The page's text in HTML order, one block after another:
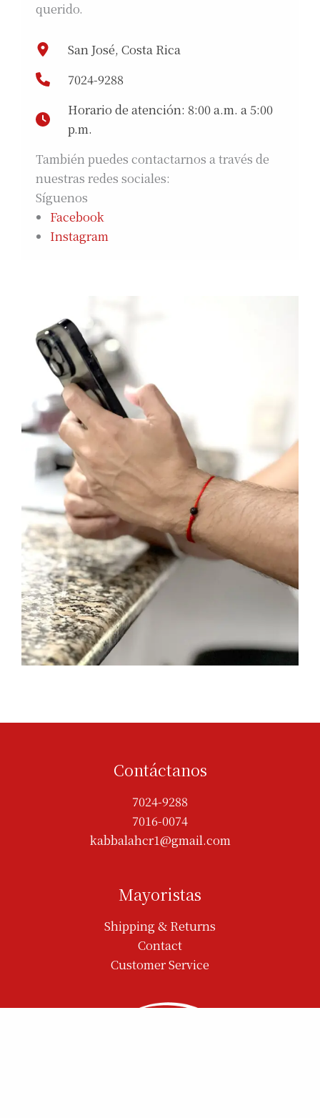
querido.
San José, Costa Rica
7024-9288
Horario de atención: 8:00 a.m. a 5:00
p.m.
También puedes contactarnos a través de
nuestras redes sociales:
Síguenos
Facebook
Instagram
Contáctanos
7024-9288
7016-0074
kabbalahcr1@gmail.com
Mayoristas
Shipping & Returns
Contact
Customer Service